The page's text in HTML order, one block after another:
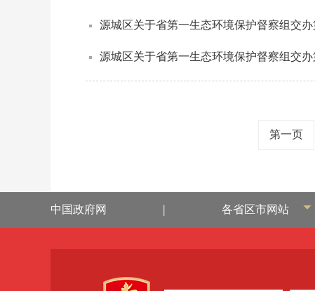
源城区关于省第一生态环境保护督察组交
源城区关于省第一生态环境保护督察组交
第一页
中国政府网 | 各省区市网站